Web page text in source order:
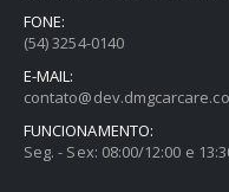
FONE:
(54) 3254-0140
E-MAIL:
FUNCIONAMENTO:
Seg. - Sex: 08:00/12:00 e